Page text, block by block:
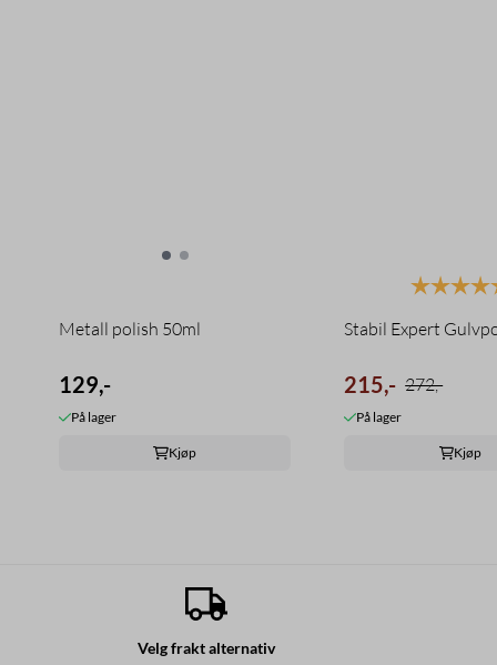
Metall polish 50ml
129,-
På lager
Kjøp
Karakter:
Stabil Expert
215,- 272,-
På lager
Kjøp
Velg frakt alternativ